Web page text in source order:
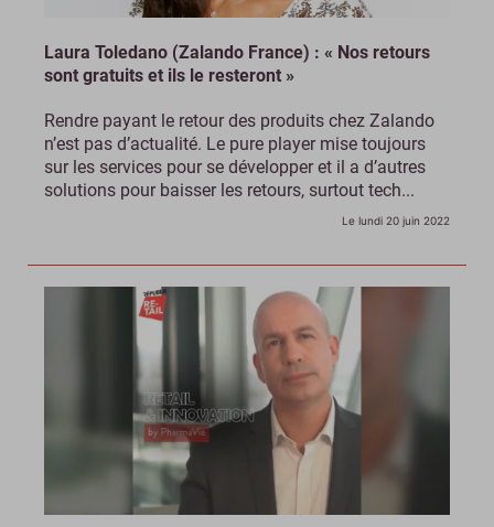
Laura Toledano (Zalando France) : « Nos retours
sont gratuits et ils le resteront »
Rendre payant le retour des produits chez Zalando
n’est pas d’actualité. Le pure player mise toujours
sur les services pour se développer et il a d’autres
solutions pour baisser les retours, surtout tech...
Le lundi 20 juin 2022